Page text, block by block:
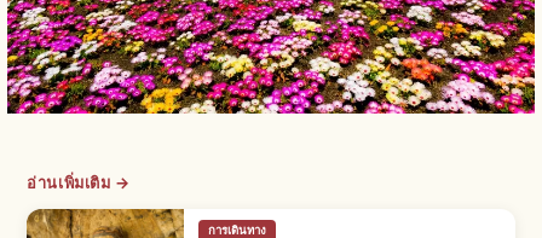
อ่านเพิ่มเติม →
การเดินทาง